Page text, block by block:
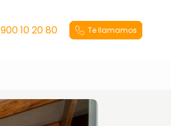
900 10 20 80 Te llamamos